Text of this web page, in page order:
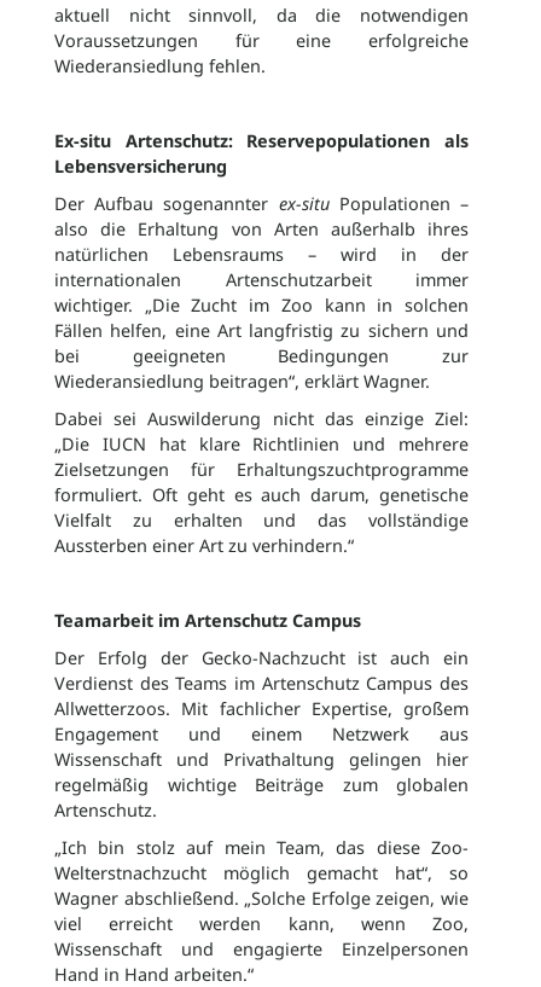
aktuell nicht sinnvoll, da die notwendigen
Voraussetzungen für eine erfolgreiche
Wiederansiedlung fehlen.
Ex-situ Artenschutz: Reservepopulationen als
Lebensversicherung
Der Aufbau sogenannter ex-situPopulationen –
also die Erhaltung von Arten außerhalb ihres
natürlichen Lebensraums – wird in der
internationalen Artenschutzarbeit immer
wichtiger. „Die Zucht im Zoo kann in solchen
Fällen helfen, eine Art langfristig zu sichern und
bei geeigneten Bedingungen zur
Wiederansiedlung beitragen“, erklärt Wagner.
Dabei sei Auswilderung nicht das einzige Ziel:
„Die IUCN hat klare Richtlinien und mehrere
Zielsetzungen für Erhaltungszuchtprogramme
formuliert. Oft geht es auch darum, genetische
Vielfalt zu erhalten und das vollständige
Aussterben einer Art zu verhindern.“
Teamarbeit im Artenschutz Campus
Der Erfolg der Gecko-Nachzucht ist auch ein
Verdienst des Teams im Artenschutz Campus des
Allwetterzoos. Mit fachlicher Expertise, großem
Engagement und einem Netzwerk aus
Wissenschaft und Privathaltung gelingen hier
regelmäßig wichtige Beiträge zum globalen
Artenschutz.
„Ich bin stolz auf mein Team, das diese Zoo-
Welterstnachzucht möglich gemacht hat“, so
Wagner abschließend. „Solche Erfolge zeigen, wie
viel erreicht werden kann, wenn Zoo,
Wissenschaft und engagierte Einzelpersonen
Hand in Hand arbeiten.“